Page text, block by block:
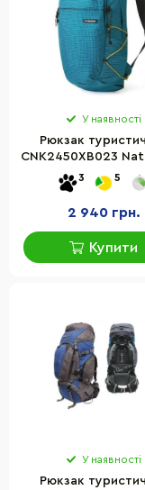
У наявності
Рюкзак
CNK2450XB023
6927595792834,
3 5
2 940 грн.
Купити
У наявності
Рюкзак